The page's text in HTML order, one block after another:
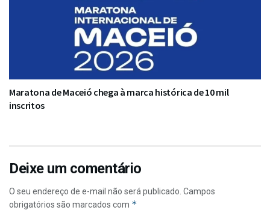
Maratona de Maceió chega à marca histórica de 10 mil
inscritos
Deixe um comentário
O seu endereço de e-mail não será publicado. Campos
obrigatórios são marcados com *